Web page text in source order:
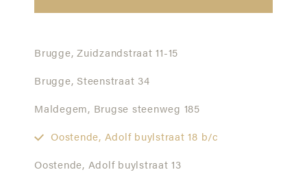
Brugge, Zuidzandstraat 11-15
Brugge, Steenstraat 34
Maldegem, Brugse steenweg 185
Oostende, Adolf buylstraat 18 b/c
Oostende, Adolf buylstraat 13